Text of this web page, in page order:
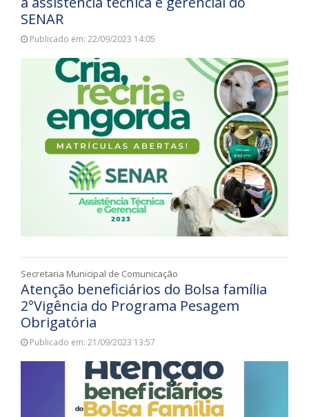
SENAR
Publicado em: 22/09/2023 14:05
Secretaria Municipal de Comunicação
Atenção beneficiários do Bolsa família
2°Vigência do Programa Pesagem
Obrigatória
Publicado em: 21/09/2023 13:57